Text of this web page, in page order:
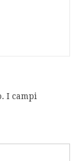
I campi